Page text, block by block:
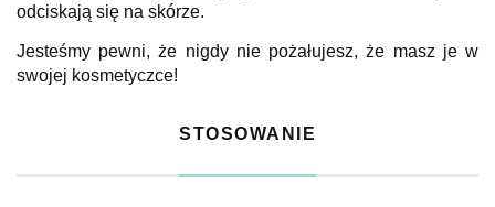
odciskają się na skórze.
Jesteśmy pewni, że nigdy nie pożałujesz, że masz je w
swojej kosmetyczce!
STOSOWANIE